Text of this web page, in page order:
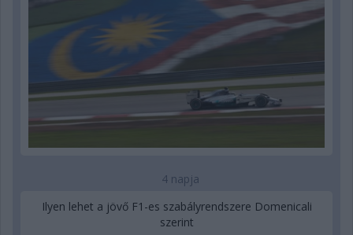
4 napja
Ilyen lehet a jövő F1-es szabályrendszere Domenicali
szerint